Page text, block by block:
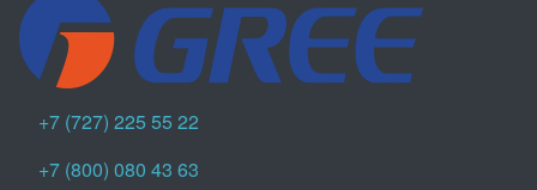
+7 (727) 225 55 22
+7 (800) 080 43 63